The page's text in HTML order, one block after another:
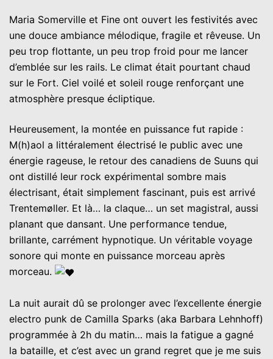
Maria Somerville et Fine ont ouvert les festivités avec
une douce ambiance mélodique, fragile et rêveuse. Un
peu trop flottante, un peu trop froid pour me lancer
d’emblée sur les rails. Le climat était pourtant chaud
sur le Fort. Ciel voilé et soleil rouge renforçant une
atmosphère presque écliptique.
Heureusement, la montée en puissance fut rapide :
M(h)aol a littéralement électrisé le public avec une
énergie rageuse, le retour des canadiens de Suuns qui
ont distillé leur rock expérimental sombre mais
électrisant, était simplement fascinant, puis est arrivé
Trentemøller. Et là… la claque… un set magistral, aussi
planant que dansant. Une performance tendue,
brillante, carrément hypnotique. Un véritable voyage
sonore qui monte en puissance morceau après
morceau.
La nuit aurait dû se prolonger avec l’excellente énergie
electro punk de Camilla Sparks (aka Barbara Lehnhoff)
programmée à 2h du matin… mais la fatigue a gagné
la bataille, et c’est avec un grand regret que je me suis